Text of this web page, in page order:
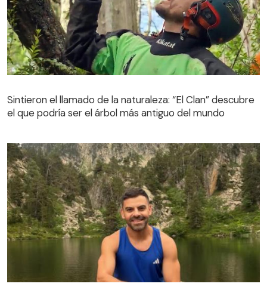
el que podría ser el árbol más antiguo del mundo
Sintieron el llamado de la naturaleza: “El Clan” descubre
el que podría ser el árbol más antiguo del mundo